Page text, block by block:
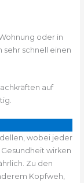
oder in
schnell einen
auf
wobei jeder
wirken
Zu den
Kopfweh,